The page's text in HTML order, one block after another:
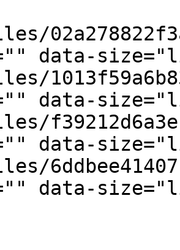
data-
data-
data-
data-